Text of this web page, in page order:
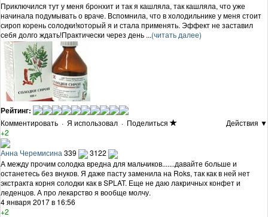
Приключился тут у меня бронхит и так я кашляла, так кашляла, что уже
начинала подумывать о враче. Вспомнила, что в холодильнике у меня стоит
сироп корень солодки!который я и стала применять. Эффект не заставил
себя долго ждать!Практически через день ...(читать далее)
Рейтинг:
Комментировать · Я использовал · Поделиться
Действия ▼
+2
Анна Черемисина 339
3122
А между прочим солодка вредна для мальчиков.......давайте больше и
останетесь без внуков. Я даже пасту заменила на Roks, так как в ней нет
экстракта корня солодки как в SPLAT. Еще не даю лакричных конфет и
леденцов. А про лекарство я вообще молчу.
4 января 2017 в 16:56
+2